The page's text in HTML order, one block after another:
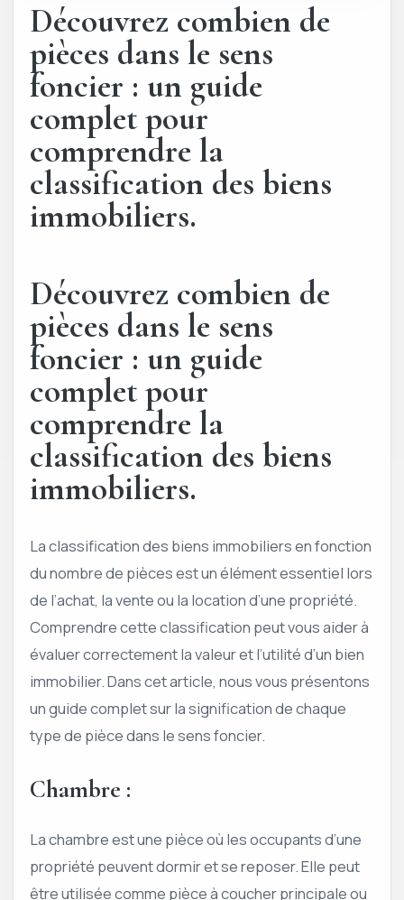
Découvrez combien de
pièces dans le sens
foncier : un guide
complet pour
comprendre la
classification des biens
immobiliers.
Découvrez combien de
pièces dans le sens
foncier : un guide
complet pour
comprendre la
classification des biens
immobiliers.
La classification des biens immobiliers en fonction
du nombre de pièces est un élément essentiel lors
de l’achat, la vente ou la location d’une propriété.
Comprendre cette classification peut vous aider à
évaluer correctement la valeur et l’utilité d’un bien
immobilier. Dans cet article, nous vous présentons
un guide complet sur la signification de chaque
type de pièce dans le sens foncier.
Chambre :
La chambre est une pièce où les occupants d’une
propriété peuvent dormir et se reposer. Elle peut
être utilisée comme pièce à coucher principale ou